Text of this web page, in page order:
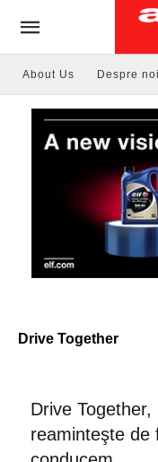
About Us Despre noi
Drive Together
Drive
reaminteşte de